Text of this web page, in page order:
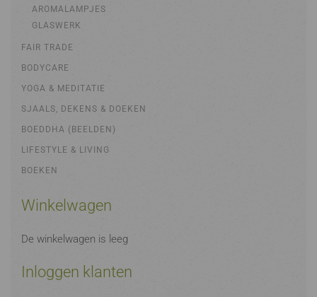
AROMALAMPJES
GLASWERK
FAIR TRADE
BODYCARE
YOGA & MEDITATIE
SJAALS, DEKENS & DOEKEN
BOEDDHA (BEELDEN)
LIFESTYLE & LIVING
BOEKEN
Winkelwagen
De winkelwagen is leeg
Inloggen klanten